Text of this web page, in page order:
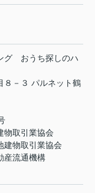
グ おうち探しのハ
８－３ パルネット鶴
物取引業協会
建物取引業協会
産流通機構